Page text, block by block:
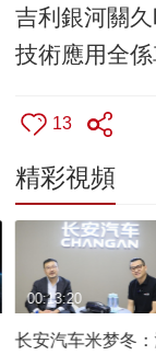
吉利銀河關
技術應用全
13
精彩視頻
长安汽车米梦冬
00:13:20